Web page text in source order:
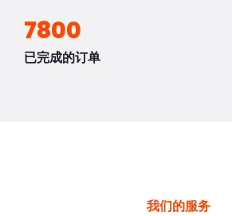
7800
已完成的订单
我们的服务